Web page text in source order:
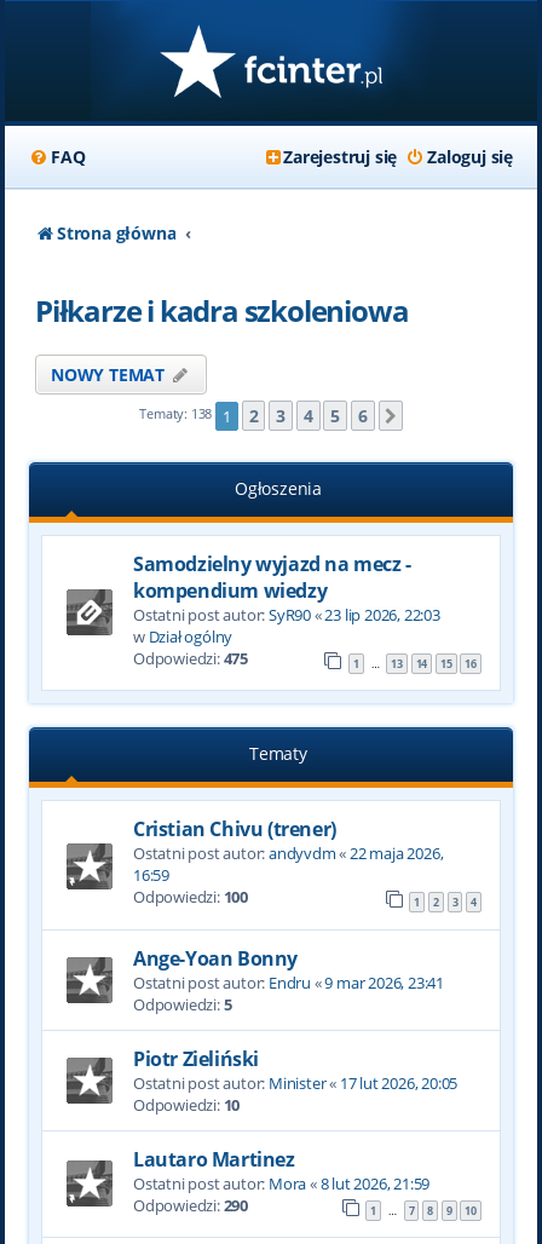
FAQ Zaloguj się
Zarejestruj się
Strona główna
Piłkarze i kadra szkoleniowa
NOWY TEMAT
Tematy: 138 1 2 3 4 5 6
Ogłoszenia
Samodzielny wyjazd na mecz -
kompendium wiedzy
Ostatni post autor:SyR90«23 lip 2026, 22:03
w Dział ogólny
Odpowiedzi:475 1 … 13 14 15 16
Tematy
Cristian Chivu (trener)
Ostatni post autor:andyvdm«22 maja 2026,
16:59
Odpowiedzi: 100 1 2 3 4
Ange-Yoan Bonny
Ostatni post autor: Endru «9 mar 2026, 23:41
Odpowiedzi:5
Piotr Zieliński
Ostatni post autor: Minister« 17 lut 2026, 20:05
Odpowiedzi: 10
Lautaro Martinez
Ostatni post autor: Mora«8 lut 2026, 21:59
Odpowiedzi:290 1 … 7 8 9 10